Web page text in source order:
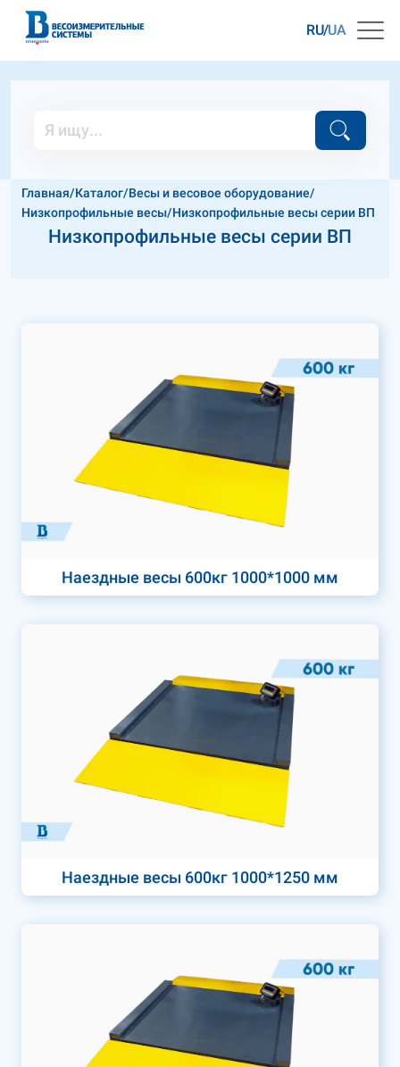
RU UA
Главная/Каталог/Весы и весовое оборудование/
Низкопрофильные весы/Низкопрофильные весы серии ВП
Низкопрофильные весы серии ВП
Наездные весы 600кг 1000*1000 мм
Наездные весы 600кг 1000*1250 мм